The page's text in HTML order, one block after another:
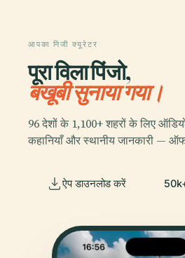
आपका निजी क्यूरेटर
पूरा विला पिंजो,
बखूबी सुनाया गया।
96 देशों के 1,100+ शहरों के लिए
कहानियाँ और स्थानीय जानकारी —
ऐप डाउनलोड करें